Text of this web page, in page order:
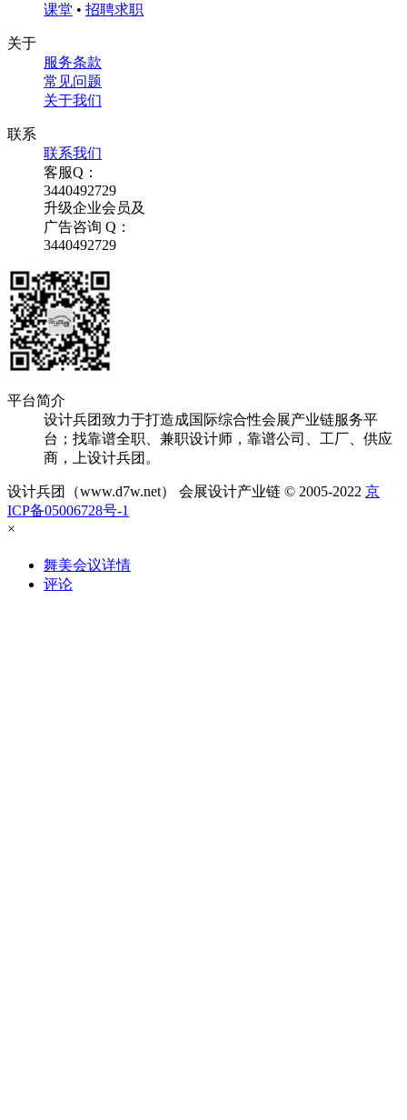
课堂 • 招聘求职
关于
服务条款
常见问题
关于我们
联系
联系我们
客服Q：
3440492729
升级企业会员及
广告咨询 Q：
3440492729
平台简介
设计兵团致力于打造成国际综合性会展产业链服务平
台；找靠谱全职、兼职设计师，靠谱公司、工厂、供应
商，上设计兵团。
设计兵团（www.d7w.net） 会展设计产业链 © 2005-2022 京
ICP备05006728号-1
×
舞美会议详情
评论